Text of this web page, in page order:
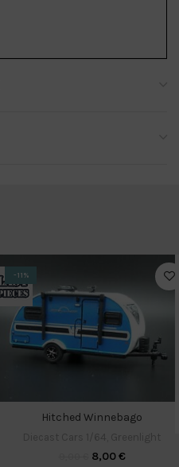
-11%
Hitched Winnebago
8,00€